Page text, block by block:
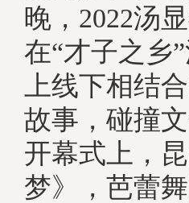
晚，2022汤
在“才子之乡
上线下相结
故事，碰撞
开幕式上，
梦》，芭蕾